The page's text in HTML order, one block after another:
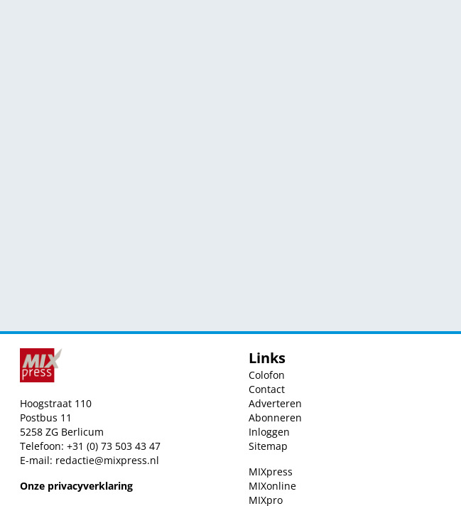
Hoogstraat 110
Postbus 11
5258 ZG Berlicum
Telefoon: +31 (0) 73 503 43 47
E-mail: redactie@mixpress.nl
Onze privacyverklaring
Links
Colofon
Contact
Adverteren
Abonneren
Inloggen
Sitemap
MIXpress
MIXonline
MIXpro